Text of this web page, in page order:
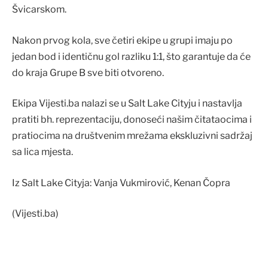
Švicarskom.
Nakon prvog kola, sve četiri ekipe u grupi imaju po
jedan bod i identičnu gol razliku 1:1, što garantuje da će
do kraja Grupe B sve biti otvoreno.
Ekipa Vijesti.ba nalazi se u Salt Lake Cityju i nastavlja
pratiti bh. reprezentaciju, donoseći našim čitataocima i
pratiocima na društvenim mrežama ekskluzivni sadržaj
sa lica mjesta.
Iz Salt Lake Cityja: Vanja Vukmirović, Kenan Čopra
(Vijesti.ba)